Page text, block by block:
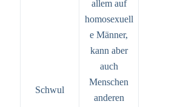
Schwul
allem auf
homosexuell
e Männer,
kann aber
auch
Menschen
anderen